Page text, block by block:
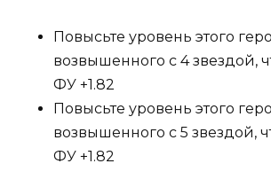
Повысьте уровень этого
возвышенного с 4 звездой,
ФУ +1.82
Повысьте уровень этого
возвышенного с 5 звездой,
ФУ +1.82